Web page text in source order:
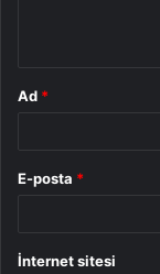
Ad *
E-posta *
İnternet sitesi